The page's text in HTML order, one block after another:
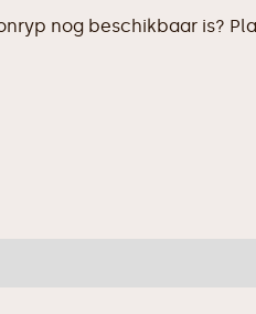
nog beschikbaar is?